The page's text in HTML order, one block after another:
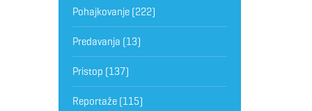
Pohajkovanje(222)
Predavanja (13)
Pristop (137)
Reportaže(115)